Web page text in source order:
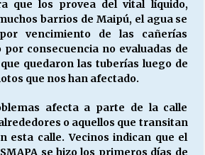
a los ricos, Save Our Souls (Salvar
Almas)
04/2026
con doble sueldo?
18/04/2026
y sus segmentos de la riqueza
que los provea del vital líquido,
barrios de Maipú, el agua se
vencimiento de las cañerías
consecuencia no evaluadas de
quedaron las tuberías luego de
que nos han afectado.
afecta a parte de la calle
o aquellos que transitan
esta calle. Vecinos indican que el
se hizo los primeros días de